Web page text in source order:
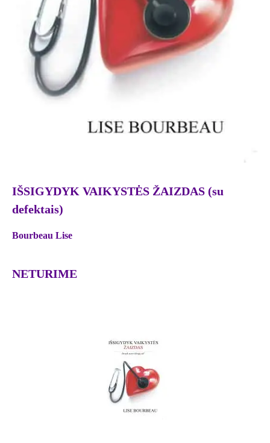
IŠSIGYDYK VAIKYSTĖS ŽAIZDAS (su
defektais)
Bourbeau Lise
NETURIME